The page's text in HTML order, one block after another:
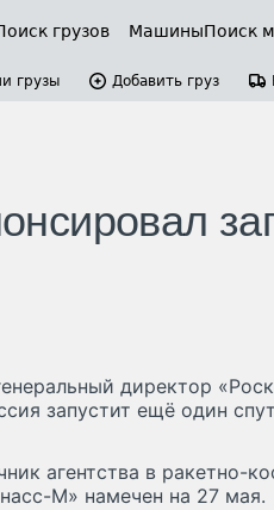
грузов МашиныПоиск
грузы Добавить груз
директор
запустит ещё один
агентства в ракетно-
М» намечен на 27 мая.